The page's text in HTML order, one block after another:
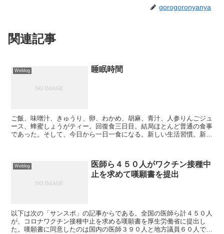
gorogoronyanya
関連記事
Weblog 睡眠時間
ご飯、味噌汁、きゅうり、卵、わかめ、胡麻、青汁、人参りんごジュ
ース、蜂蜜しょうがティー。回復食三日目。結局ほとんど普通の食事
であった。そして、今日から一日一食になる。新しい生活習慣。新し
Weblog
医師ら４５０人がワクチン接種中
止を求めて嘆願書を提出
以下は次の「サンスポ」の記事からである。全国の医師ら計４５０人
が、コロナワクチン接種中止を求める嘆願書を厚生労働省に提出し
た。嘆願書に同意したのは国内の医師３９０人と地方議員６０人で、